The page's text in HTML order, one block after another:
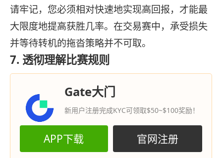
请牢记，您必须相对快速地实现高回报，才能最
大限度地提高获胜几率。在交易赛中，承受损失
并等待转机的拖沓策略并不可取。
7. 透彻理解比赛规则
Gate大门
新用户注册完成KYC可领取$50~$100奖励！
APP下载 官网注册